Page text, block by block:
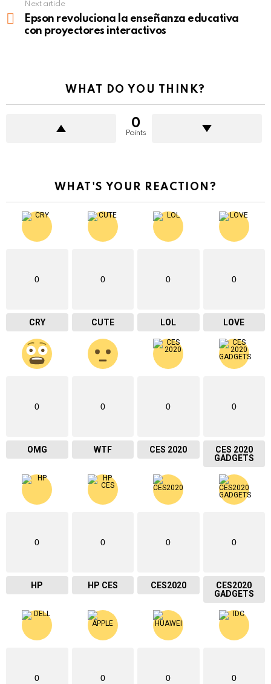
Next article
Epson revoluciona la enseñanza educativa
con proyectores interactivos
WHAT DO YOU THINK?
0
Points
WHAT'S YOUR REACTION?
0
CRY
0
CUTE
0
LOL
0
LOVE
0
OMG
0
WTF
0
CES 2020
0
CES 2020
GADGETS
0
HP
0
HP CES
0
CES2020
0
CES2020
GADGETS
0 0 0 0